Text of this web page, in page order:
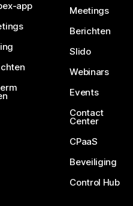
app
Meetings
Berichten
Slido
Webinars
Events
Contact
Center
CPaaS
Beveiliging
Control Hub